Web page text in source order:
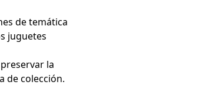
de temática
juguetes
la
de colección.